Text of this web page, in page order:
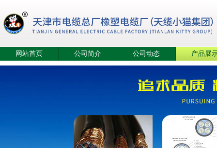
网站首页 公司简介 公司动态 产品展